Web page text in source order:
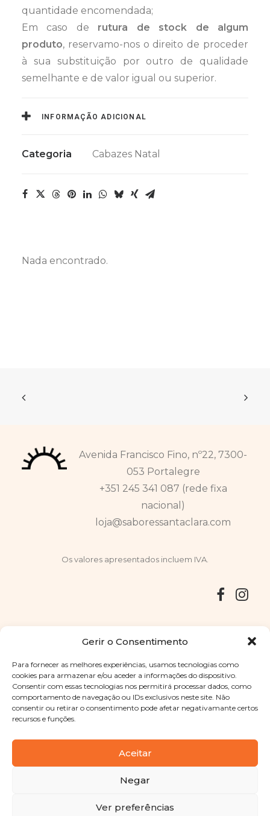
Gerir o Consentimento
Para fornecer as melhores experiências, usamos tecnologias como
cookies para armazenar e/ou aceder a informações do dispositivo.
Consentir com essas tecnologias nos permitirá processar dados, como
comportamento de navegação ou IDs exclusivos neste site. Não
consentir ou retirar o consentimento pode afetar negativamante certos
recursos e funções.
Aceitar
Negar
Ver preferências
quantidade encomendada;
Em caso de rutura de stock de algum
produto, reservamo-nos o direito de proceder
à sua substituição por outro de qualidade
semelhante e de valor igual ou superior.
INFORMAÇÃO ADICIONAL
Categoria Cabazes Natal
Nada encontrado.
Avenida Francisco Fino, nº22, 7300-
053 Portalegre
+351 245 341 087 (rede fixa
nacional)
loja@saboressantaclara.com
Os valores apresentados incluem IVA.
Copyright © 2025 Sabores Santa Clara
. Todos os direitos
reservadosPolítica de Privacidade |Termos e condições
Designed byShift Your Branding Agency